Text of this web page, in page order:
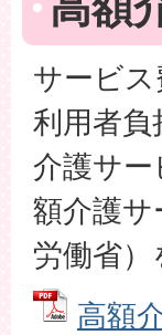
サービ
利用者
介護サ
額介護
労働省）
高額